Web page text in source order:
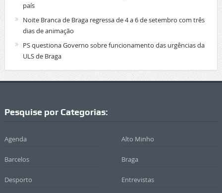
país
Noite Branca de Braga regressa de 4 a 6 de setembro com três
dias de animação
PS questiona Governo sobre funcionamento das urgências da
ULS de Braga
Pesquise por Categorias:
Agenda Alto Minho
Barcelos Braga
Desporto Entrevistas